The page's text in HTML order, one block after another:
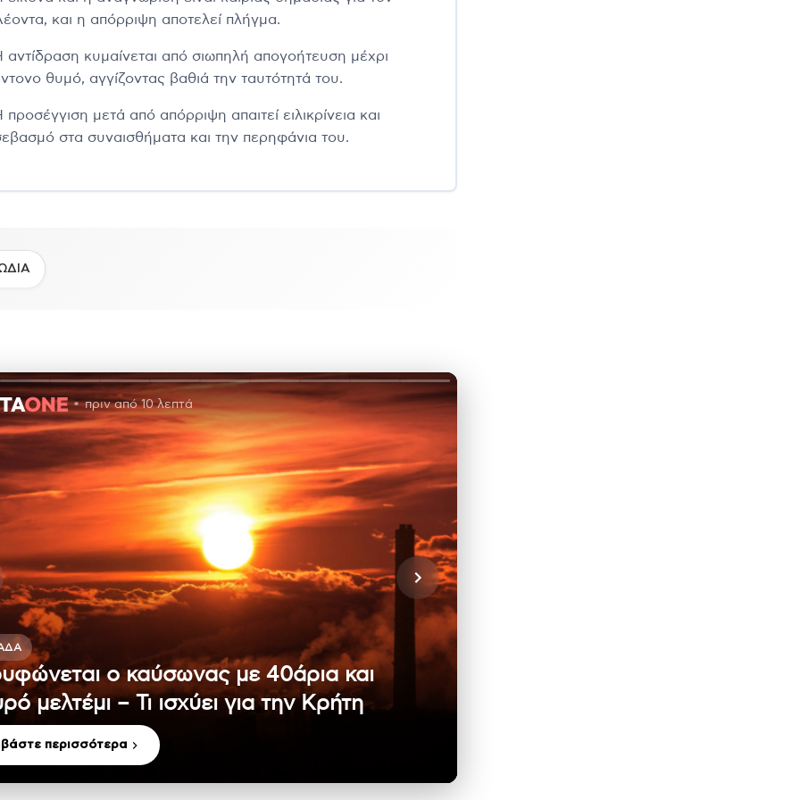
και η απόρριψη αποτελεί πλήγμα.
αντίδραση κυμαίνεται από σιωπηλή απογοήτευση μέχρι
θυμό, αγγίζοντας βαθιά την ταυτότητά του.
προσέγγιση μετά από απόρριψη απαιτεί ειλικρίνεια και
στα συναισθήματα και την περηφάνια του.
πριν από 10 λεπτά
ο καύσωνας με 40άρια και
μελτέμι – Τι ισχύει για την Κρήτη
περισσότερα